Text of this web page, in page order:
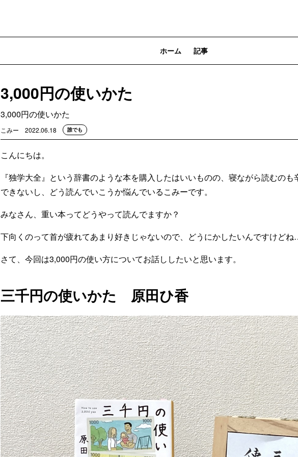
ホーム 記事
3,000円の使いかた
3,000円の使いかた
こみー 2022.06.18 誰でも
こんにちは。
『独学大全』という辞書のような本を購入したはいいものの、寝ながら読むの
できないし、どう読んでいこうか悩んでいるこみーです。
みなさん、重い本ってどうやって読んでますか？
下向くのって首が疲れてあまり好きじゃないので、どうにかしたいんですけど
さて、今回は3,000円の使い方についてお話ししたいと思います。
三千円の使いかた 原田ひ香